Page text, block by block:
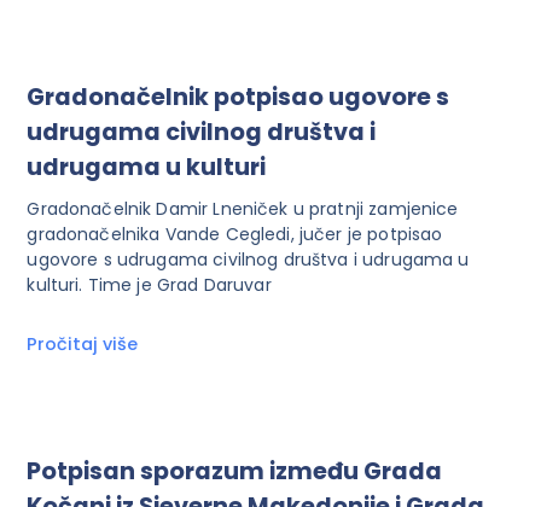
Gradonačelnik potpisao ugovore s
udrugama civilnog društva i
udrugama u kulturi
Gradonačelnik Damir Lneniček u pratnji zamjenice
gradonačelnika Vande Cegledi, jučer je potpisao
ugovore s udrugama civilnog društva i udrugama u
kulturi. Time je Grad Daruvar
Pročitaj više
Potpisan sporazum između Grada